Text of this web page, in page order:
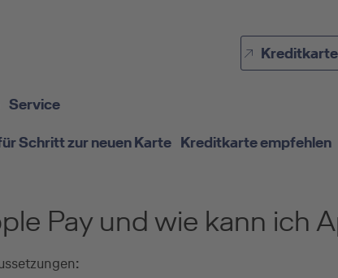
Direkt zur Suche (Enter drücken)
Direkt zum Hauptinhalt (Enter drücken)
Service
Schritt zur neuen Karte Kreditkarte empfehlen
Pay und wie kann ich